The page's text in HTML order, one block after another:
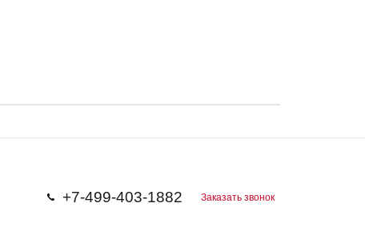
+7-499-403-1882 Заказать звонок